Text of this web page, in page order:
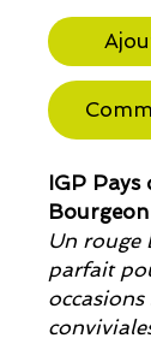
IGP Pays
Un rouge
parfait